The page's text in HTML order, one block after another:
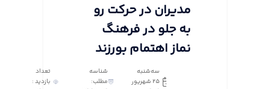
مدیران در حرکت رو
به جلو در فرهنگ
نماز اهتمام بورزند
سه‌شنبه
25 شهریور
شناسه
مطلب:
تعداد
بازدید :